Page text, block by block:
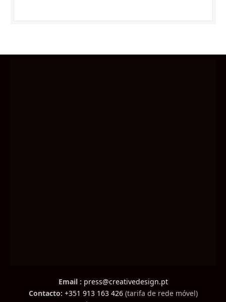
Email : press@creativedesign.pt
Contacto: +351 913 163 426(tarifa de rede móvel)